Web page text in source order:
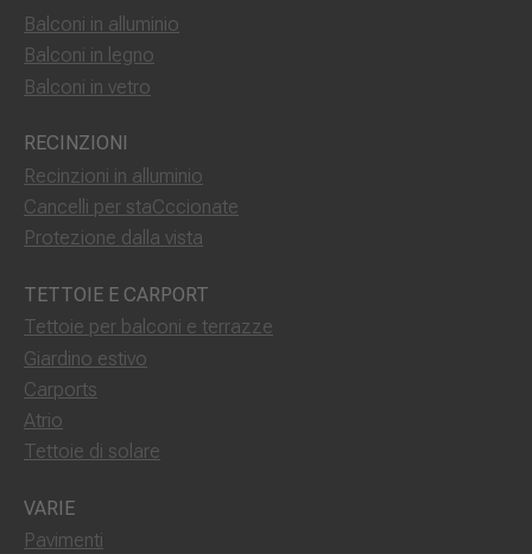
Balconi in alluminio
Balconi in legno
Balconi in vetro
RECINZIONI
Recinzioni in alluminio
Cancelli per staCccionate
Protezione dalla vista
TETTOIE E CARPORT
Tettoie per balconi e terrazze
Giardino estivo
Carports
Atrio
Tettoie di solare
VARIE
Pavimenti